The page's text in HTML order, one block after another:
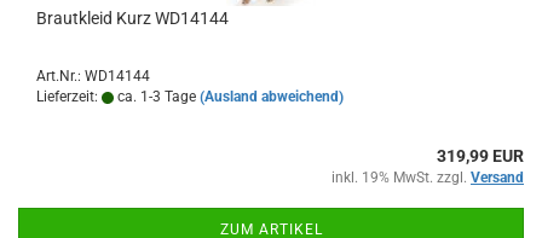
Brautkleid Kurz WD14144
Art.Nr.: WD14144
Lieferzeit:
ca. 1-3 Tage (Ausland abweichend)
319,99 EUR
inkl. 19% MwSt. zzgl. Versand
ZUM ARTIKEL